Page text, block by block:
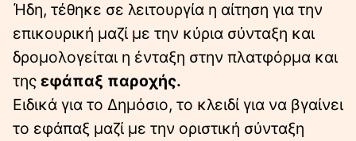
Ήδη, τέθηκε σε λειτουργία η αίτηση για την
επικουρική μαζί με την κύρια σύνταξη και
δρομολογείται η ένταξη στην πλατφόρμα και
της εφάπαξ παροχής.
Ειδικά για το Δημόσιο, το κλειδί για να βγαίνει
το εφάπαξ μαζί με την οριστική σύνταξη